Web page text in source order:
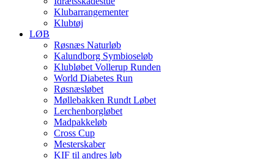
Klubarrangementer
Klubtøj
LØB
Røsnæs Naturløb
Kalundborg Symbioseløb
Klubløbet Vollerup Runden
World Diabetes Run
Røsnæsløbet
Møllebakken Rundt Løbet
Lerchenborgløbet
Madpakkeløb
Cross Cup
Mesterskaber
KIF til andres løb